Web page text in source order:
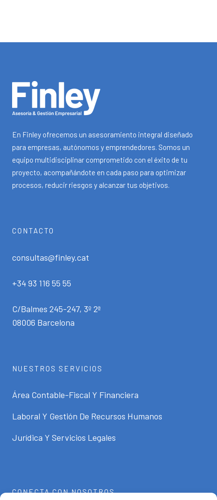
En Finley ofrecemos un asesoramiento integral diseñado
para empresas, autónomos y emprendedores. Somos un
equipo multidisciplinar comprometido con el éxito de tu
proyecto, acompañándote en cada paso para optimizar
procesos, reducir riesgos y alcanzar tus objetivos.
CONTACTO
consultas@finley.cat
+34 93 116 55 55
C/Balmes 245-247, 3º 2ª
08006 Barcelona
NUESTROS SERVICIOS
Área Contable-Fiscal Y Financiera
Laboral Y Gestión De Recursos Humanos
Jurídica Y Servicios Legales
CONECTA CON NOSOTROS